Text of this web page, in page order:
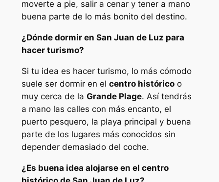
moverte a pie, salir a cenar y tener a mano
buena parte de lo más bonito del destino.
¿Dónde dormir en San Juan de Luz para
hacer turismo?
Si tu idea es hacer turismo, lo más cómodo
suele ser dormir en el centro históricoo
muy cerca de la Grande Plage. Así tendrás
a mano las calles con más encanto, el
puerto pesquero, la playa principal y buena
parte de los lugares más conocidos sin
depender demasiado del coche.
¿Es buena idea alojarse en el centro